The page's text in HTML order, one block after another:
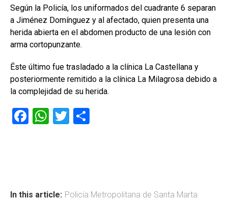
Según la Policía, los uniformados del cuadrante 6 separan
a Jiménez Domínguez y al afectado, quien presenta una
herida abierta en el abdomen producto de una lesión con
arma cortopunzante.
Éste último fue trasladado a la clínica La Castellana y
posteriormente remitido a la clínica La Milagrosa debido a
la complejidad de su herida.
F
W T
In this article: Policía Metropolitana de Santa Marta